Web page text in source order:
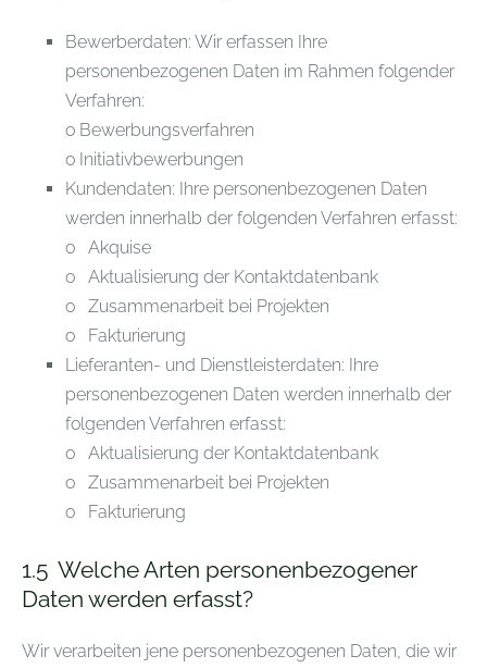
Bewerberdaten: Wir erfassen Ihre
personenbezogenen Daten im Rahmen folgender
Verfahren:
o Bewerbungsverfahren
o Initiativbewerbungen
Kundendaten: Ihre personenbezogenen Daten
werden innerhalb der folgenden Verfahren erfasst:
o Akquise
o Aktualisierung der Kontaktdatenbank
o Zusammenarbeit bei Projekten
o Fakturierung
Lieferanten- und Dienstleisterdaten: Ihre
personenbezogenen Daten werden innerhalb der
folgenden Verfahren erfasst:
o Aktualisierung der Kontaktdatenbank
o Zusammenarbeit bei Projekten
o Fakturierung
1.5 Welche Arten personenbezogener
Daten werden erfasst?
Wir verarbeiten jene personenbezogenen Daten, die wir